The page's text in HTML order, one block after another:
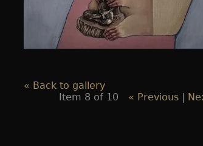
« Back to gallery
Item 8 of 10
« Previous|